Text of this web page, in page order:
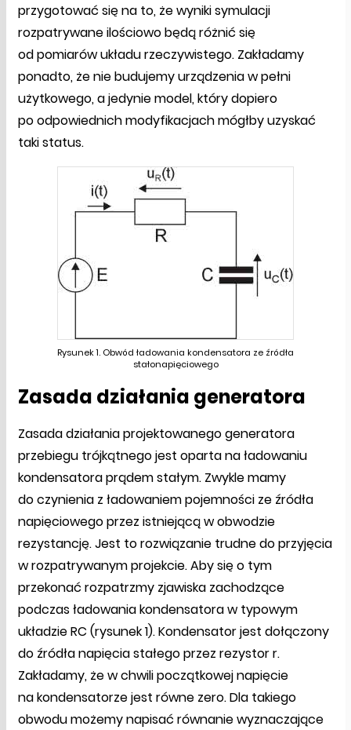
przygotować się na to, że wyniki symulacji
rozpatrywane ilościowo będą różnić się
od pomiarów układu rzeczywistego. Zakładamy
ponadto, że nie budujemy urządzenia w pełni
użytkowego, a jedynie model, który dopiero
po odpowiednich modyfikacjach mógłby uzyskać
taki status.
Rysunek 1. Obwód ładowania kondensatora ze źródła
stałonapięciowego
Zasada działania generatora
Zasada działania projektowanego generatora
przebiegu trójkątnego jest oparta na ładowaniu
kondensatora prądem stałym. Zwykle mamy
do czynienia z ładowaniem pojemności ze źródła
napięciowego przez istniejącą w obwodzie
rezystancję. Jest to rozwiązanie trudne do przyjęcia
w rozpatrywanym projekcie. Aby się o tym
przekonać rozpatrzmy zjawiska zachodzące
podczas ładowania kondensatora w typowym
układzie RC (rysunek 1). Kondensator jest dołączony
do źródła napięcia stałego przez rezystor r.
Zakładamy, że w chwili początkowej napięcie
na kondensatorze jest równe zero. Dla takiego
obwodu możemy napisać równanie wyznaczające